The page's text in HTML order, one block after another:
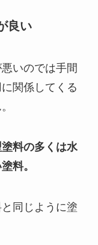
良い
いのでは手間
関係してくる
料の多くは水
料。
同じように塗